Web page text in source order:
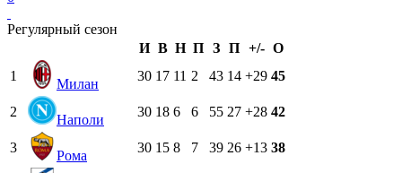
Регулярный сезон
И В Н П З П +/- О
1
Милан
30 17 11 2 43 14 +29 45
2
Наполи
30 18 6 6 55 27 +28 42
3
Рома
30 15 8 7 39 26 +13 38